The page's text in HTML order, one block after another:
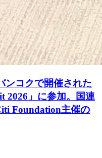
ンコクで開催された
2026」に参加。国連
Foundation主催の